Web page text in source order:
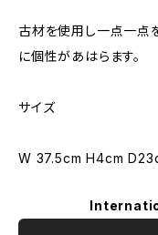
古材を使用し一点一点
に個性があはらます。
サイズ
W 37.5cm H4cm